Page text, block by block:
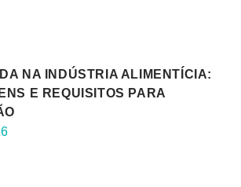
NA INDÚSTRIA ALIMENTÍCIA:
E REQUISITOS PARA